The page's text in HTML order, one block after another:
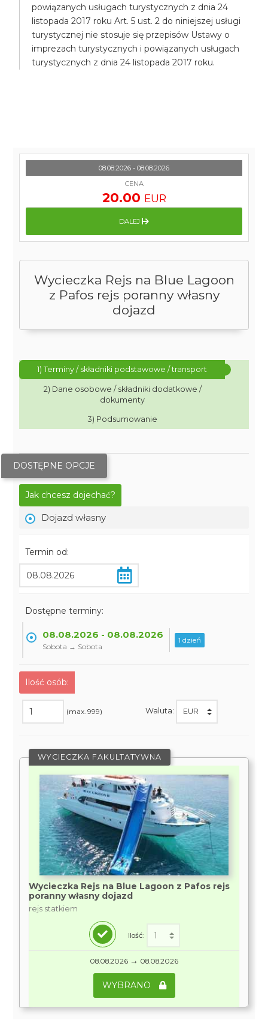
powiązanych usługach turystycznych z dnia 24
listopada 2017 roku Art. 5 ust. 2 do niniejszej usługi
turystycznej nie stosuje się przepisów Ustawy o
imprezach turystycznych i powiązanych usługach
turystycznych z dnia 24 listopada 2017 roku.
Wycieczka Rejs na Blue Lagoon
z Pafos rejs poranny własny
dojazd
1) Terminy / składniki podstawowe / transport
2) Dane osobowe / składniki dodatkowe /
dokumenty
3) Podsumowanie
DOSTĘPNE OPCJE
Jak chcesz dojechać?
Dojazd własny
Termin od:
Dostępne terminy:
08.08.2026 - 08.08.2026
Sobota → Sobota
1 dzień
Ilość osób:
(max. 999) Waluta:
WYCIECZKA FAKULTATYWNA
Wycieczka Rejs na Blue Lagoon z Pafos rejs
poranny własny dojazd
rejs statkiem
Ilość:
08.08.2026 → 08.08.2026
WYBRANO
08.08.2026 - 08.08.2026
CENA
20.00 EUR
DALEJ